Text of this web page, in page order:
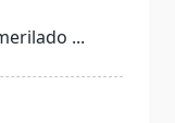
...